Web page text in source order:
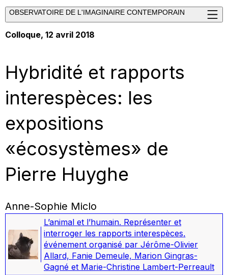
OBSERVATOIRE DE L'IMAGINAIRE CONTEMPORAIN
Colloque, 12 avril 2018
Hybridité et rapports
interespèces: les
expositions
«écosystèmes» de
Pierre Huyghe
Anne-Sophie Miclo
L’animal et l’humain. Représenter et
interroger les rapports interespèces,
événement organisé par Jérôme-Olivier
Allard, Fanie Demeule, Marion Gingras-
Gagné et Marie-Christine Lambert-Perreault